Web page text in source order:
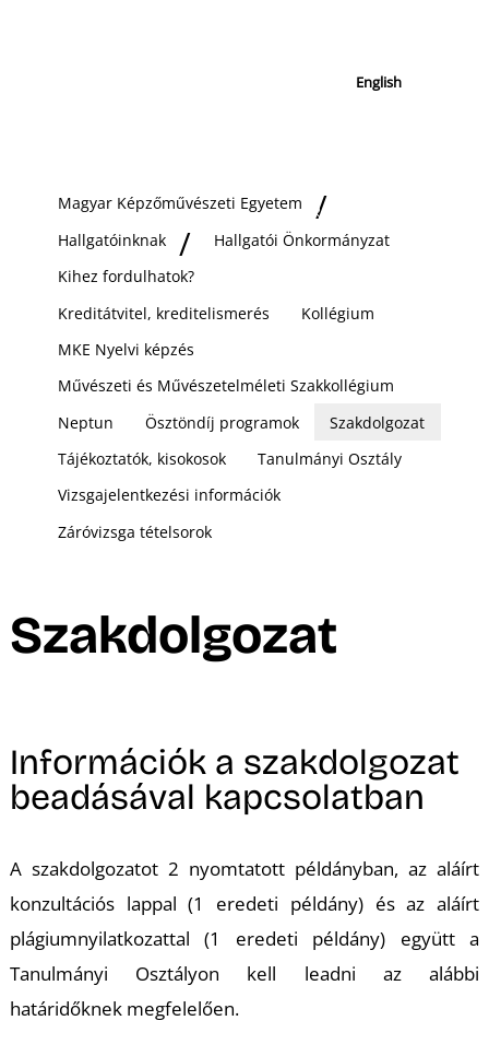
English
Magyar Képzőművészeti Egyetem
Hallgatóinknak
Hallgatói Önkormányzat
Kihez fordulhatok?
Kreditátvitel, kreditelismerés
Kollégium
MKE Nyelvi képzés
Művészeti és Művészetelméleti Szakkollégium
Neptun
Ösztöndíj programok
Szakdolgozat
Tájékoztatók, kisokosok
Tanulmányi Osztály
Vizsgajelentkezési információk
Záróvizsga tételsorok
Szakdolgozat
Információk a szakdolgozat
beadásával kapcsolatban
A szakdolgozatot 2 nyomtatott példányban, az aláírt
konzultációs lappal (1 eredeti példány) és az aláírt
plágiumnyilatkozattal (1 eredeti példány) együtt a
Tanulmányi Osztályon kell leadni az alábbi
határidőknek megfelelően.